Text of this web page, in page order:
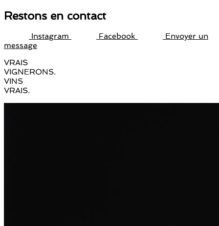
Restons en contact
Instagram Facebook
Envoyer un
message
VRAIS
VIGNERONS.
VINS
VRAIS.